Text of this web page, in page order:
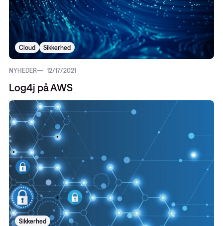
Cloud Sikkerhed
NYHEDER 12/17/2021
Log4j på AWS
Sikkerhed